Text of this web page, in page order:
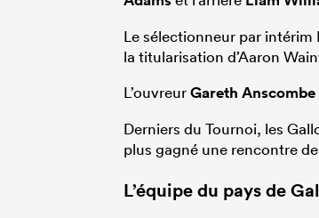
Le sélectionneur par intérim
la titularisation d’Aaron
L’ouvreurGareth Anscombe
Derniers du Tournoi, les
plus gagné une rencontre
L’équipe du pays de